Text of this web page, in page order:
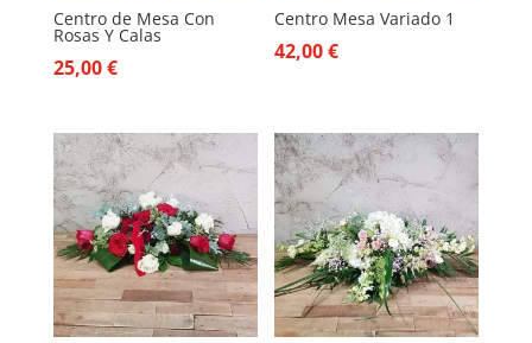
Centro de Mesa Con
Rosas Y Calas
25,00€
Centro Mesa Variado 1
42,00€